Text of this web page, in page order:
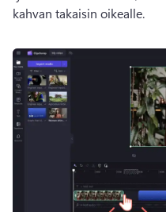
kahvan takaisin oikealle.